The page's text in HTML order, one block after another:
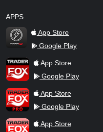
APPS
TraderFox Flash
App Store
Google Play
TraderFox AppApp Store
Google Play
TraderFox ProApp Store
Google Play
TraderFox dpa-AFX ProFeed
App Store